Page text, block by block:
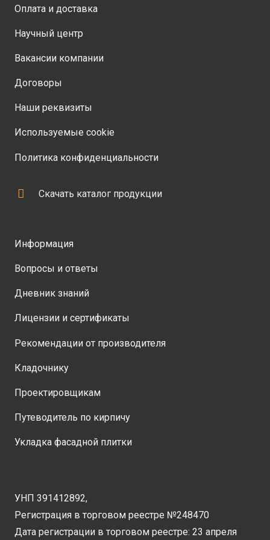
Оплата и доставка
Научный центр
Вакансии компании
Договоры
Наши реквизиты
Используемые сооkie
Политика конфиденциальности
Скачать каталог продукции
Информация
Вопросы и ответы
Дневник знаний
Лицензии и сертификаты
Рекомендации от производителя
Кладочнику
Проектировщикам
Путеводитель по кирпичу
Укладка фасадной плитки
УНП 391412892,
Регистрация в торговом реестре №248470
Дата регистрации в торговом реестре: 23 апреля